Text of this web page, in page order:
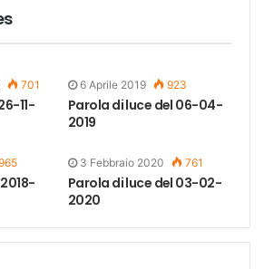
701
11-
6 Aprile 2019 923
Parola di luce del 06-04-
2019
3 Febbraio 2020 761
Parola di luce del 03-02-
2020